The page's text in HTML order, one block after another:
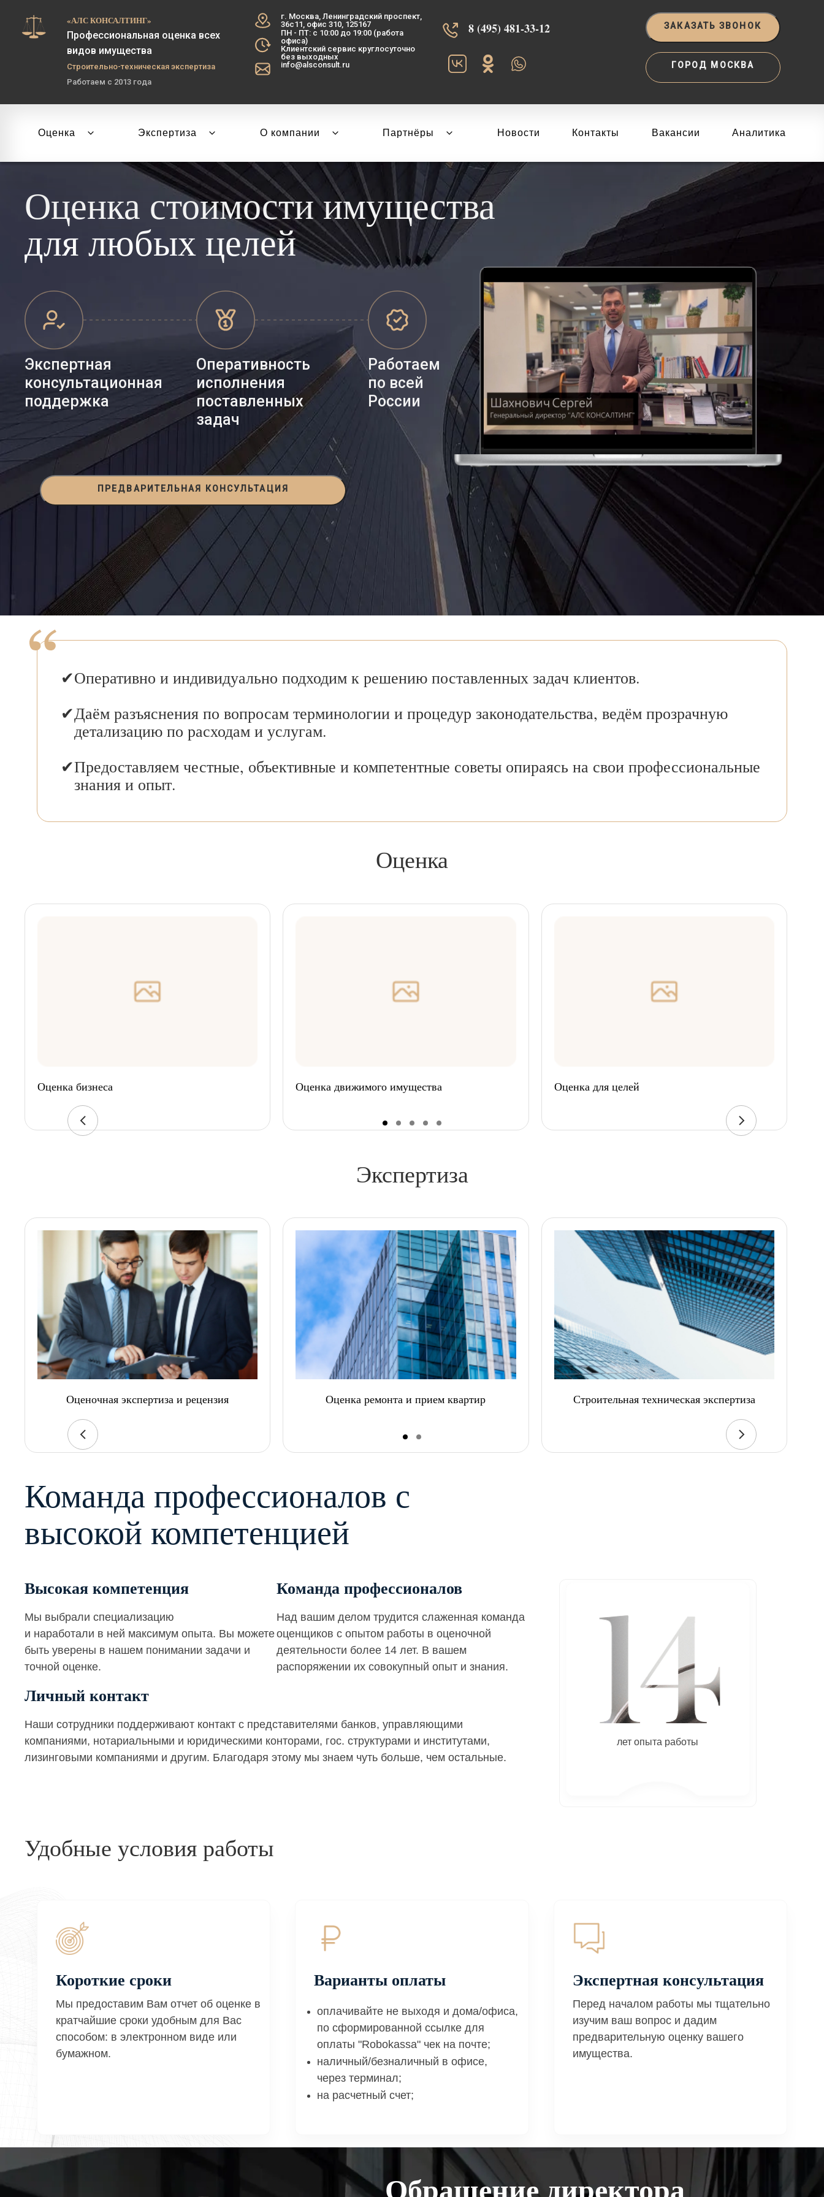
«АЛС КОНСАЛТИНГ»
Профессиональная оценка всех
видов имущества
Строительно-техническая экспертиза
Работаем с 2013 года
г. Москва, Ленинградский проспект,
36с11, офис 310, 125167
ПН - ПТ: с 10:00 до 19:00 (работа
офиса)
Клиентский сервис круглосуточно
без выходных
info@alsconsult.ru
8 (495) 481-33-12‬‬ ЗАКАЗАТЬ ЗВОНОК
ГОРОД МОСКВА
Оценка Экспертиза О компании Партнёры Новости Контакты Вакансии Аналитика
Оценка стоимости имущества
для любых целей
Экспертная
консультационная
поддержка
Оперативность
исполнения
поставленных
задач
Работаем
по всей
России
ПРЕДВАРИТЕЛЬНАЯ КОНСУЛЬТАЦИЯ
Оперативно и индивидуально подходим к решению поставленных задач клиентов.
Даём разъяснения по вопросам терминологии и процедур законодательства, ведём прозрачную
детализацию по расходам и услугам.
Предоставляем честные, объективные и компетентные советы опираясь на свои профессиональные
знания и опыт.
Оценка
Оценка бизнеса Оценка движимого имущества Оценка для целей
Экспертиза
Оценочная экспертиза и рецензия Оценка ремонта и прием квартир Строительная техническая экспертиза
Команда профессионалов с
высокой компетенцией
Высокая компетенция
Мы выбрали специализацию
и наработали в ней максимум опыта. Вы можете
быть уверены в нашем понимании задачи и
точной оценке.
Команда профессионалов
Над вашим делом трудится слаженная команда
оценщиков с опытом работы в оценочной
деятельности более 14 лет. В вашем
распоряжении их совокупный опыт и знания.
Личный контакт
Наши сотрудники поддерживают контакт с представителями банков, управляющими
компаниями, нотариальными и юридическими конторами, гос. структурами и институтами,
лизинговыми компаниями и другим. Благодаря этому мы знаем чуть больше, чем остальные.
лет опыта работы
Удобные условия работы
Короткие сроки
Мы предоставим Вам отчет об оценке в
кратчайшие сроки удобным для Вас
способом: в электронном виде или
бумажном.
Варианты оплаты
оплачивайте не выходя и дома/офиса,
по сформированной ссылке для
оплаты "Robokassa" чек на почте;
наличный/безналичный в офисе,
через терминал;
на расчетный счет;
Экспертная консультация
Перед началом работы мы тщательно
изучим ваш вопрос и дадим
предварительную оценку вашего
имущества.
Обращение директора